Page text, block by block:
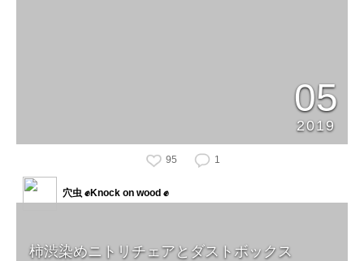
05
2019
95 1
柿渋染めニトリチェアとダストボックス
穴虫 ✊Knock on wood ✊